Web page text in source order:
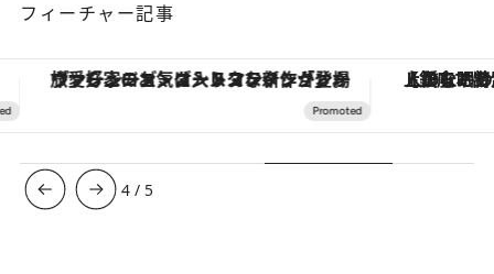
フィーチャー記事
ら、ジェンダーレスな新作が登場 【銀座で出合う最旬美容】美髪ケアや上質な眠り…セルフケアのアップデートから、特別な名入れギフトまで。大人のための「ReFa GINZA」クルーズ
5 / 5